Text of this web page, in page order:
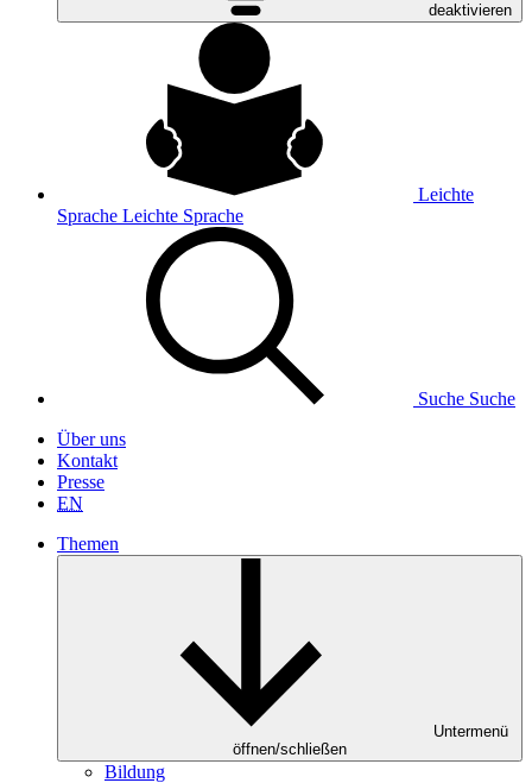
deaktivieren
Leichte
Sprache Leichte Sprache
Suche Suche
Über uns
Kontakt
Presse
EN
Themen
Untermenü
öffnen/schließen
Bildung